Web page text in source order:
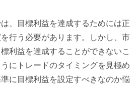
、目標利益を達成するためには正
行う必要があります。しかし、市
利益を達成することができないこ
にトレードのタイミングを見極め
に目標利益を設定すべきなのか悩